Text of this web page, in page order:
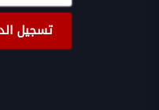
تسجيل